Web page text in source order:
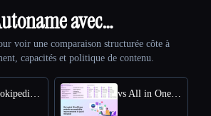
avec…
voir une comparaison structurée côte à
capacités et politique de contenu.